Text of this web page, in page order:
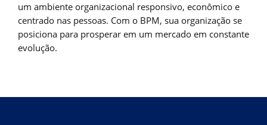
um ambiente organizacional responsivo, econômico e
centrado nas pessoas. Com o BPM, sua organização se
posiciona para prosperar em um mercado em constante
evolução.